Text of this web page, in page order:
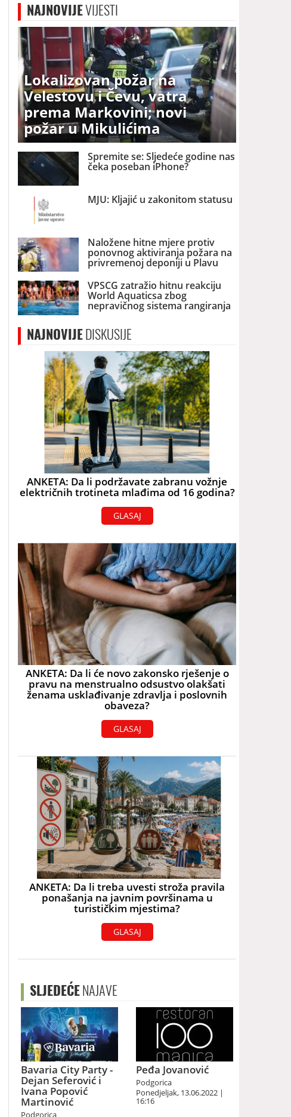
NAJNOVIJEVIJESTI
Lokalizovan požar na
Velestovu i Čevu, vatra
prema Markovini; novi
požar u Mikulićima
Spremite se: Sljedeće godine nas
čeka poseban iPhone?
MJU: Kljajić u zakonitom statusu
Naložene hitne mjere protiv
ponovnog aktiviranja požara na
privremenoj deponiji u Plavu
VPSCG zatražio hitnu reakciju
World Aquaticsa zbog
nepravičnog sistema rangiranja
na U16 Svjetskom prvenstvu
NAJNOVIJEDISKUSIJE
ANKETA: Da li podržavate zabranu vožnje
električnih trotineta mlađima od 16 godina?
GLASAJ
ANKETA: Da li će novo zakonsko rješenje o
pravu na menstrualno odsustvo olakšati
ženama usklađivanje zdravlja i poslovnih
obaveza?
GLASAJ
ANKETA: Da li treba uvesti stroža pravila
ponašanja na javnim površinama u
turističkim mjestima?
GLASAJ
SLJEDEĆENAJAVE
Bavaria City Party -
Dejan Seferović i
Ivana Popović
Martinović
Podgorica
Peđa Jovanović
Podgorica
Ponedjeljak, 13.06.2022 |
16:16